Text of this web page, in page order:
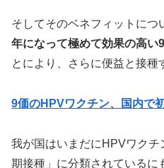
そしてそのベネフィットにつ
年になって極めて効果の高い
とにより、さらに便益と接種
9価のHPVワクチン、国内で
我が国はいまだにHPVワク
期接種」に分類されているに